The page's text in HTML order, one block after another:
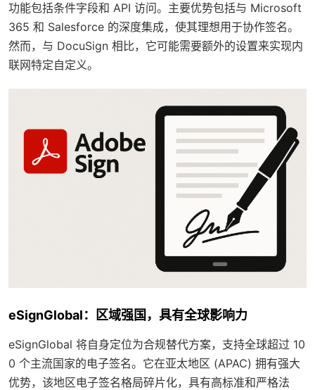
功能包括条件字段和 API 访问。主要优势包括与 Microsoft
365 和 Salesforce 的深度集成，使其理想用于协作签名。
然而，与 DocuSign 相比，它可能需要额外的设置来实现内
联网特定自定义。
eSignGlobal：区域强国，具有全球影响力
eSignGlobal 将自身定位为合规替代方案，支持全球超过 10
0 个主流国家的电子签名。它在亚太地区 (APAC) 拥有强大
优势，该地区电子签名格局碎片化，具有高标准和严格法